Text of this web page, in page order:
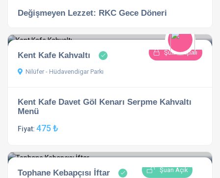
Değişmeyen Lezzet: RKC Gece Döneri
Şuan Kapalı
Kent Kafe Kahvaltı
Nilüfer - Hüdavendigar Parkı
Kent Kafe Davet Göl Kenarı Serpme Kahvaltı
Menü
Fiyat: 475 ₺
Şuan Açık
Tophane Kebapçısı İftar